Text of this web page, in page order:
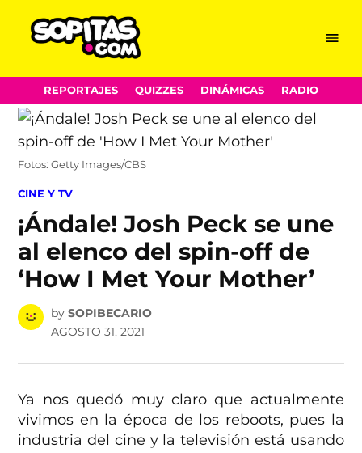
Skip
to
content
Menu
REPORTAJES QUIZZES DINÁMICAS RADIO
Fotos: Getty Images/CBS
POSTED
CINE Y TV
¡Ándale! Josh Peck se une
al elenco del spin-off de
‘How I Met Your Mother’
by SOPIBECARIO
AGOSTO 31, 2021
Ya nos quedó muy claro que actualmente
vivimos en la época de los reboots, pues la
industria del cine y la televisión está usando